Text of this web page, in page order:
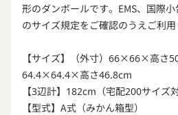
形のダンボールです。EMS、国際
のサイズ規定をご確認のうえご利用
【サイズ】（外寸）66×66×高さ
64.4×64.4×高さ46.8cm
【3辺計】182cm（宅配200サイズ対
【型式】A式（みかん箱型）